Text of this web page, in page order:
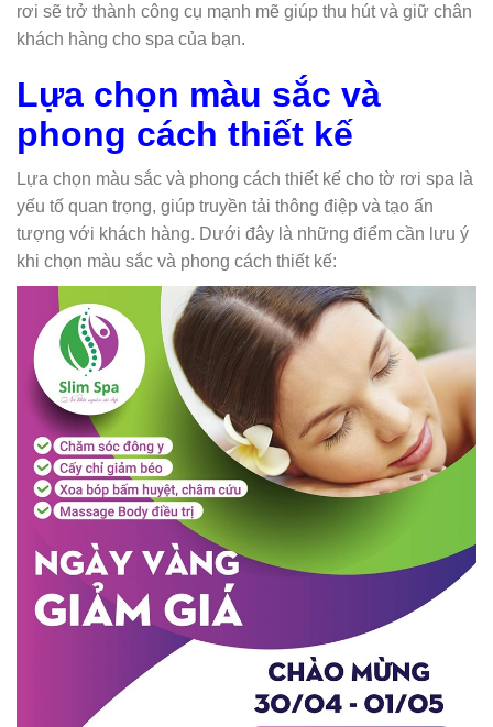
rơi sẽ trở thành công cụ mạnh mẽ giúp thu hút và giữ chân
khách hàng cho spa của bạn.
Lựa chọn màu sắc và
phong cách thiết kế
Lựa chọn màu sắc và phong cách thiết kế cho tờ rơi spa là
yếu tố quan trọng, giúp truyền tải thông điệp và tạo ấn
tượng với khách hàng. Dưới đây là những điểm cần lưu ý
khi chọn màu sắc và phong cách thiết kế: